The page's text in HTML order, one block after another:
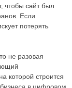
чтобы сайт был
Если
потерять
не разовая
которой строится
в цифровом